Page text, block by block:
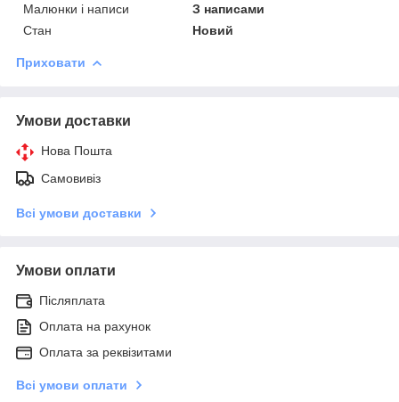
Малюнки і написи
З написами
Стан
Новий
Приховати
Умови доставки
Нова Пошта
Самовивіз
Всі умови доставки
Умови оплати
Післяплата
Оплата на рахунок
Оплата за реквізитами
Всі умови оплати